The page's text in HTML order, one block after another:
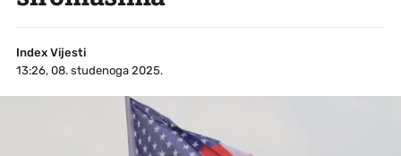
Index Vijesti
13:26, 08. studenoga 2025.